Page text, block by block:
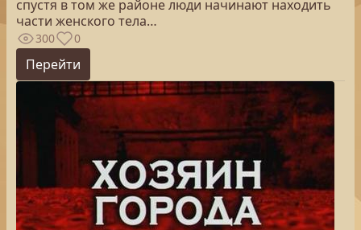
спустя в том же районе люди начинают находить
части женского тела…
300 0
Перейти